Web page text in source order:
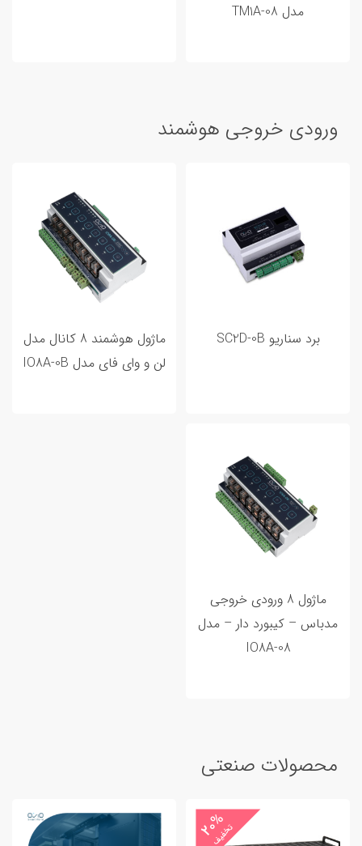
مدل TM1A-08
ورودی خروجی هوشمند
برد سناریو SC2D-0B
ماژول هوشمند 8 کانال مدل
لن و وای فای مدل IO8A-0B
ماژول 8 ورودی خروجی
مدباس – کیبورد دار – مدل
IO8A-08
محصولات صنعتی
20%